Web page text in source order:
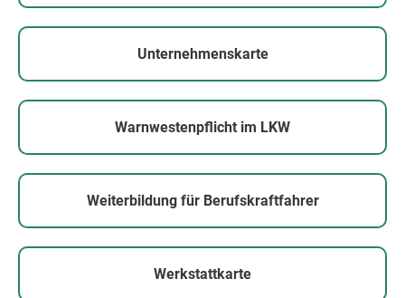
Unternehmenskarte
Warnwestenpflicht im LKW
Weiterbildung für Berufskraftfahrer
Werkstattkarte